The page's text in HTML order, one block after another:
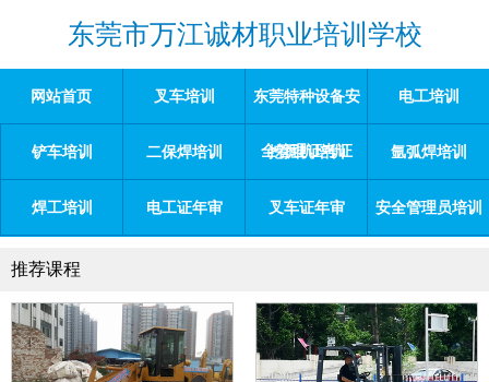
东莞市万江诚材职业培训学校
网站首页 叉车培训 东莞特种设备安
全管理证考证
电工培训
铲车培训 二保焊培训 挖掘机培训 氩弧焊培训
焊工培训 电工证年审 叉车证年审 安全管理员培训
推荐课程